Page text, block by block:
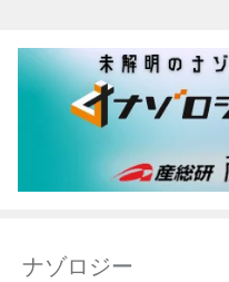
ナゾロジー